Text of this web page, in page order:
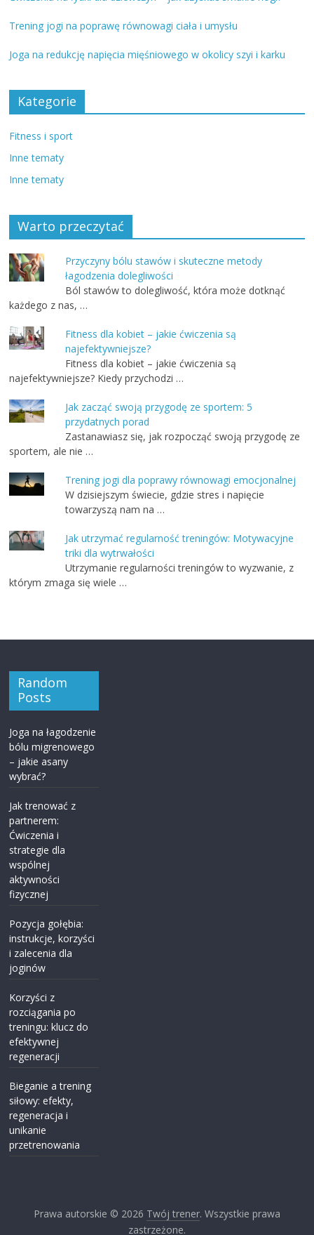
Trening jogi na poprawę równowagi ciała i umysłu
Joga na redukcję napięcia mięśniowego w okolicy szyi i karku
Kategorie
Fitness i sport
Inne tematy
Inne tematy
Warto przeczytać
Przyczyny bólu stawów i skuteczne metody
łagodzenia dolegliwości
Ból stawów to dolegliwość, która może dotknąć
każdego z nas, …
Fitness dla kobiet – jakie ćwiczenia są
najefektywniejsze?
Fitness dla kobiet – jakie ćwiczenia są
najefektywniejsze? Kiedy przychodzi …
Jak zacząć swoją przygodę ze sportem: 5
przydatnych porad
Zastanawiasz się, jak rozpocząć swoją przygodę ze
sportem, ale nie …
Trening jogi dla poprawy równowagi emocjonalnej
W dzisiejszym świecie, gdzie stres i napięcie
towarzyszą nam na …
Jak utrzymać regularność treningów: Motywacyjne
triki dla wytrwałości
Utrzymanie regularności treningów to wyzwanie, z
którym zmaga się wiele …
Random
Posts
Joga na łagodzenie
bólu migrenowego
– jakie asany
wybrać?
Jak trenować z
partnerem:
Ćwiczenia i
strategie dla
wspólnej
aktywności
fizycznej
Pozycja gołębia:
instrukcje, korzyści
i zalecenia dla
joginów
Korzyści z
rozciągania po
treningu: klucz do
efektywnej
regeneracji
Bieganie a trening
siłowy: efekty,
regeneracja i
unikanie
przetrenowania
Prawa autorskie © 2026 Twój trener. Wszystkie prawa
zastrzeżone.